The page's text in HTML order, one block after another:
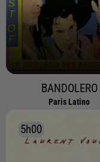
BANDOLERO
Paris Latino
5h00
5h00